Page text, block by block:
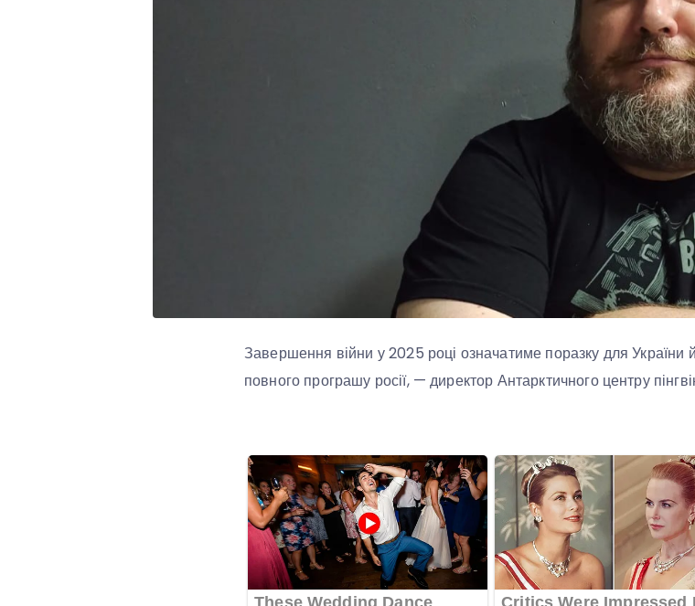
Завершення війни у 2025 році означатиме поразку для України
повного програшу росії, — директор Антарктичного центру